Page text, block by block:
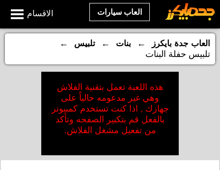
الاقسام العاب سيارات
العاب جدة بايكرز ← بنات ← تلبيس
←
تلبيس حفلة البنات
هذه اللعبة تعمل بتقنية الفلاش
وهي غير مدعومه حالياً على
جهازك , اذا كنت تستخدم كمبيوتر
بالفعل قم بتكبير الصفحه وتأكد
من تفعيل مشغل الفلاش.